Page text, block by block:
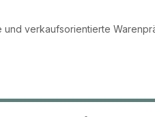
verkaufsorientierte